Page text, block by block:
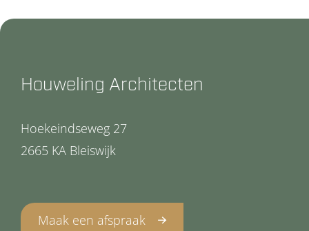
Houweling Architecten
Hoekeindseweg 27
2665 KA Bleiswijk
Maak een afspraak